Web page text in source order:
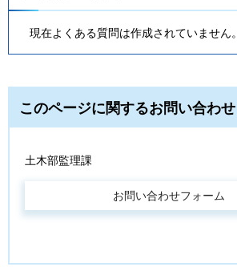
現在よくある質問は作成されていません。
このページに関するお問い合わせ
土木部監理課